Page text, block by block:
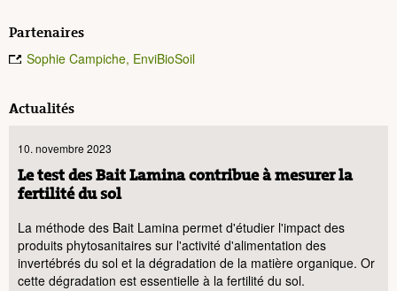
Partenaires
Sophie Campiche, EnviBioSoil
Actualités
10. novembre 2023
Le test des Bait Lamina contribue à mesurer la
fertilité du sol
La méthode des Bait Lamina permet d'étudier l'impact des
produits phytosanitaires sur l'activité d'alimentation des
invertébrés du sol et la dégradation de la matière organique. Or
cette dégradation est essentielle à la fertilité du sol.